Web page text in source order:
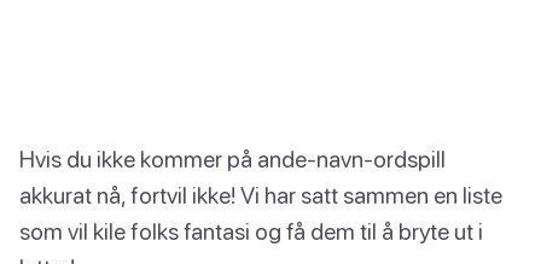
Hvis du ikke kommer på ande-navn-ordspill
akkurat nå, fortvil ikke! Vi har satt sammen en liste
som vil kile folks fantasi og få dem til å bryte ut i